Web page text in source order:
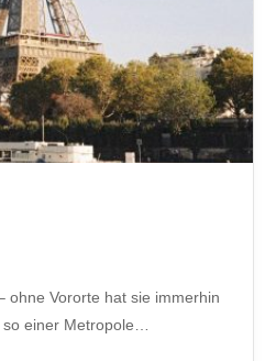
ohne Vororte hat sie immerhin
einer Metropole…